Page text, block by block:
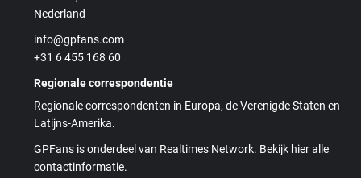
Nederland
info@gpfans.com
+31 6 455 168 60
Regionale correspondentie
Regionale correspondenten in Europa, de Verenigde Staten en
Latijns-Amerika.
GPFans is onderdeel van Realtimes Network. Bekijk hier alle
contactinformatie.